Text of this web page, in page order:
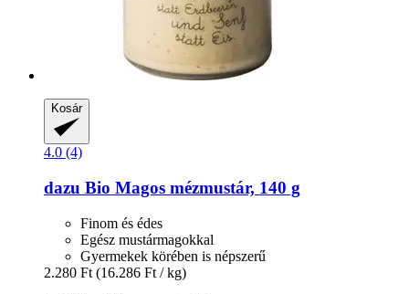
Kosár
4.0 (4)
dazu Bio Magos mézmustár, 140 g
Finom és édes
Egész mustármagokkal
Gyermekek körében is népszerű
2.280 Ft (16.286 Ft / kg)